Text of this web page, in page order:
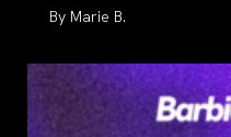
Auteur/autrice
la
publication :
Marie B.